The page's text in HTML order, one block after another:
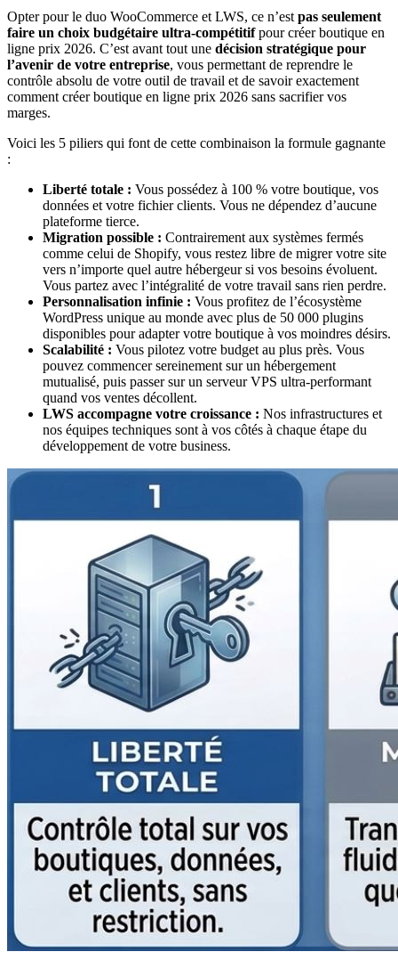
Opter pour le duo WooCommerce et LWS, ce n’est pas seulement
faire un choix budgétaire ultra-compétitifpour créer boutique en
ligne prix 2026. C’est avant tout une décision stratégique pour
l’avenir de votre entreprise, vous permettant de reprendre le
contrôle absolu de votre outil de travail et de savoir exactement
comment créer boutique en ligne prix 2026 sans sacrifier vos
marges.
Voici les 5 piliers qui font de cette combinaison la formule gagnante
:
Liberté totale : Vous possédez à 100 % votre boutique, vos
données et votre fichier clients. Vous ne dépendez d’aucune
plateforme tierce.
Migration possible : Contrairement aux systèmes fermés
comme celui de Shopify, vous restez libre de migrer votre site
vers n’importe quel autre hébergeur si vos besoins évoluent.
Vous partez avec l’intégralité de votre travail sans rien perdre.
Personnalisation infinie : Vous profitez de l’écosystème
WordPress unique au monde avec plus de 50 000 plugins
disponibles pour adapter votre boutique à vos moindres désirs.
Scalabilité : Vous pilotez votre budget au plus près. Vous
pouvez commencer sereinement sur un hébergement
mutualisé, puis passer sur un serveur VPS ultra-performant
quand vos ventes décollent.
LWS accompagne votre croissance : Nos infrastructures et
nos équipes techniques sont à vos côtés à chaque étape du
développement de votre business.